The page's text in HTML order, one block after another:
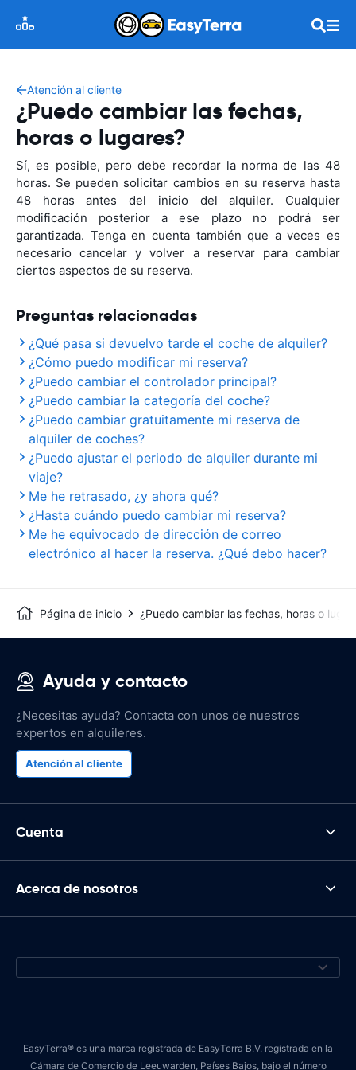
Atención al cliente
¿Puedo cambiar las fechas,
horas o lugares?
Sí, es posible, pero debe recordar la norma de las 48
horas. Se pueden solicitar cambios en su reserva hasta
48 horas antes del inicio del alquiler. Cualquier
modificación posterior a ese plazo no podrá ser
garantizada. Tenga en cuenta también que a veces es
necesario cancelar y volver a reservar para cambiar
ciertos aspectos de su reserva.
Preguntas relacionadas
¿Qué pasa si devuelvo tarde el coche de alquiler?
¿Cómo puedo modificar mi reserva?
¿Puedo cambiar el controlador principal?
¿Puedo cambiar la categoría del coche?
¿Puedo cambiar gratuitamente mi reserva de
alquiler de coches?
¿Puedo ajustar el periodo de alquiler durante mi
viaje?
Me he retrasado, ¿y ahora qué?
¿Hasta cuándo puedo cambiar mi reserva?
Me he equivocado de dirección de correo
electrónico al hacer la reserva. ¿Qué debo hacer?
Página de inicio ¿Puedo cambiar las fechas, horas o
Ayuda y contacto
¿Necesitas ayuda? Contacta con unos de nuestros
expertos en alquileres.
Atención al cliente
Cuenta
Acerca de nosotros
EasyTerra® es una marca registrada de EasyTerra B.V. registrada en la
Cámara de Comercio de Leeuwarden, Países Bajos, bajo el número